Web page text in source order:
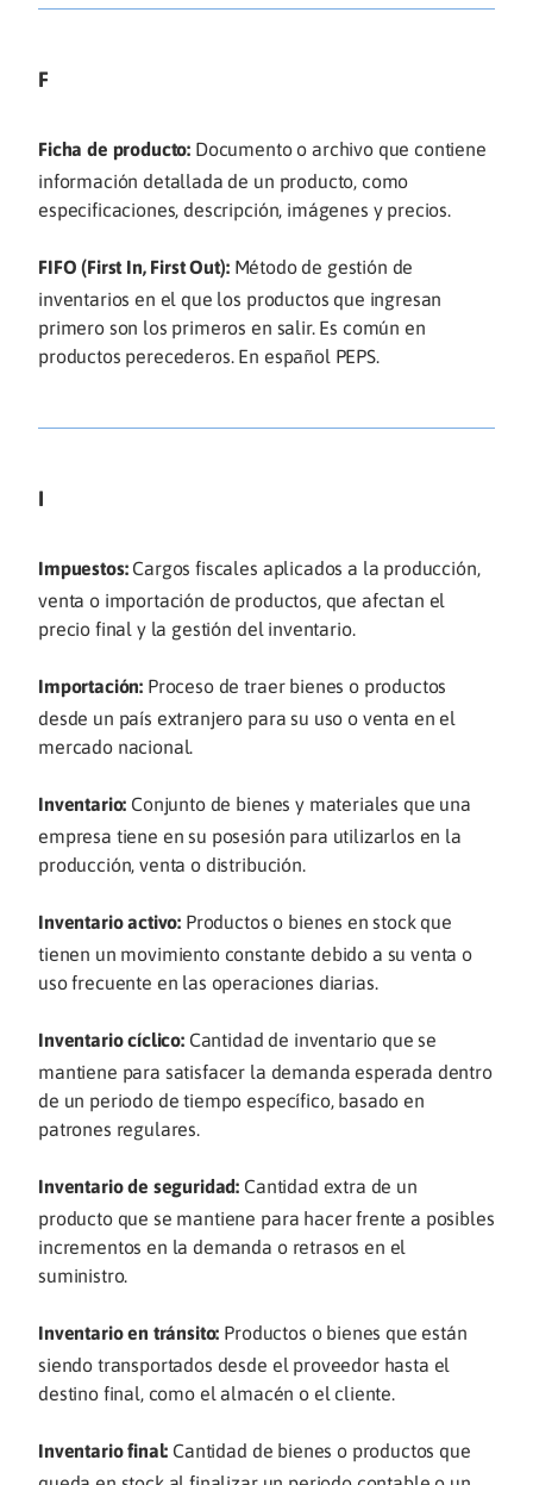
F
Ficha de producto: Documento o archivo que contiene
información detallada de un producto, como
especificaciones, descripción, imágenes y precios.
FIFO (First In, First Out): Método de gestión de
inventarios en el que los productos que ingresan
primero son los primeros en salir. Es común en
productos perecederos. En español PEPS.
I
Impuestos:Cargos fiscales aplicados a la producción,
venta o importación de productos, que afectan el
precio final y la gestión del inventario.
Importación: Proceso de traer bienes o productos
desde un país extranjero para su uso o venta en el
mercado nacional.
Inventario: Conjunto de bienes y materiales que una
empresa tiene en su posesión para utilizarlos en la
producción, venta o distribución.
Inventario activo: Productos o bienes en stock que
tienen un movimiento constante debido a su venta o
uso frecuente en las operaciones diarias.
Inventario cíclico:Cantidad de inventario que se
mantiene para satisfacer la demanda esperada dentro
de un periodo de tiempo específico, basado en
patrones regulares.
Inventario de seguridad: Cantidad extra de un
producto que se mantiene para hacer frente a posibles
incrementos en la demanda o retrasos en el
suministro.
Inventario en tránsito: Productos o bienes que están
siendo transportados desde el proveedor hasta el
destino final, como el almacén o el cliente.
Inventario final: Cantidad de bienes o productos que